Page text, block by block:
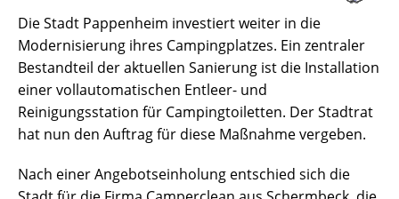
Die Stadt Pappenheim investiert weiter in die
Modernisierung ihres Campingplatzes. Ein zentraler
Bestandteil der aktuellen Sanierung ist die Installation
einer vollautomatischen Entleer- und
Reinigungsstation für Campingtoiletten. Der Stadtrat
hat nun den Auftrag für diese Maßnahme vergeben.
Nach einer Angebotseinholung entschied sich die